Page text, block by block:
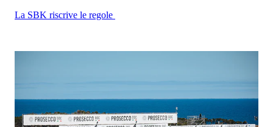
La SBK riscrive le regole